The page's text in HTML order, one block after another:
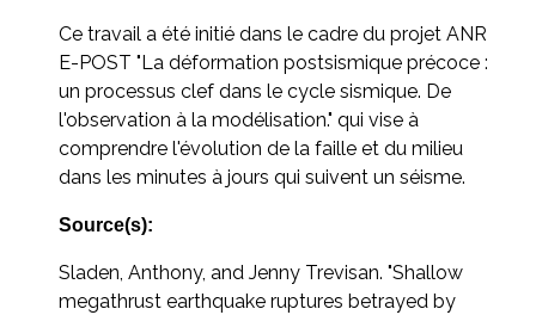
Ce travail a été initié dans le cadre du projet ANR
E-POST "La déformation postsismique précoce :
un processus clef dans le cycle sismique. De
l'observation à la modélisation." qui vise à
comprendre l'évolution de la faille et du milieu
dans les minutes à jours qui suivent un séisme.
Source(s):
Sladen, Anthony, and Jenny Trevisan. "Shallow
megathrust earthquake ruptures betrayed by